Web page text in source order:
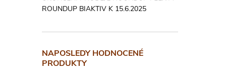
ROUNDUP BIAKTIV K 15.6.2025
NAPOSLEDY HODNOCENÉ
PRODUKTY